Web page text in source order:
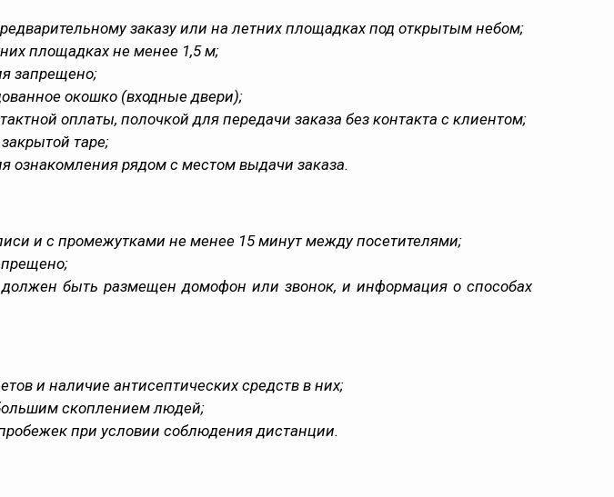
заказу или на летних площадках под открытым небом;
площадках не менее 1,5 м;
запрещено;
окошко (входные двери);
оплаты, полочкой для передачи заказа без контакта с клиентом;
таре;
рядом с местом выдачи заказа.
и с промежутками не менее 15 минут между посетителями;
быть размещен домофон или звонок, и информация о способах
и наличие антисептических средств в них;
скоплением людей;
при условии соблюдения дистанции.